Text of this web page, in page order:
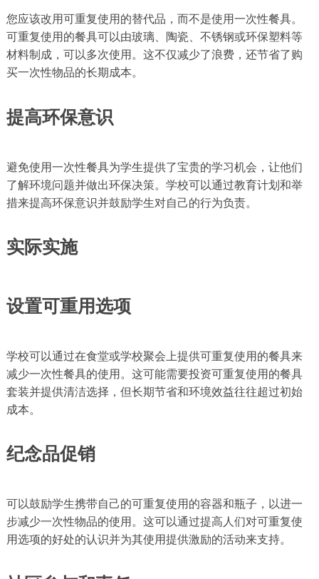
您应该改用可重复使用的替代品，而不是使用一次性餐具。
可重复使用的餐具可以由玻璃、陶瓷、不锈钢或环保塑料等
材料制成，可以多次使用。这不仅减少了浪费，还节省了购
买一次性物品的长期成本。
提高环保意识
避免使用一次性餐具为学生提供了宝贵的学习机会，让他们
了解环境问题并做出环保决策。学校可以通过教育计划和举
措来提高环保意识并鼓励学生对自己的行为负责。
实际实施
设置可重用选项
学校可以通过在食堂或学校聚会上提供可重复使用的餐具来
减少一次性餐具的使用。这可能需要投资可重复使用的餐具
套装并提供清洁选择，但长期节省和环境效益往往超过初始
成本。
纪念品促销
可以鼓励学生携带自己的可重复使用的容器和瓶子，以进一
步减少一次性物品的使用。这可以通过提高人们对可重复使
用选项的好处的认识并为其使用提供激励的活动来支持。